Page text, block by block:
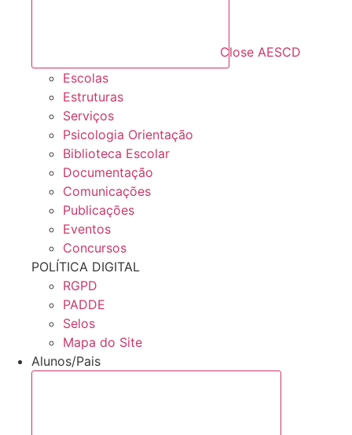
Close AESCD
Escolas
Estruturas
Serviços
Psicologia Orientação
Biblioteca Escolar
Documentação
Comunicações
Publicações
Eventos
Concursos
POLÍTICA DIGITAL
RGPD
PADDE
Selos
Mapa do Site
Alunos/Pais